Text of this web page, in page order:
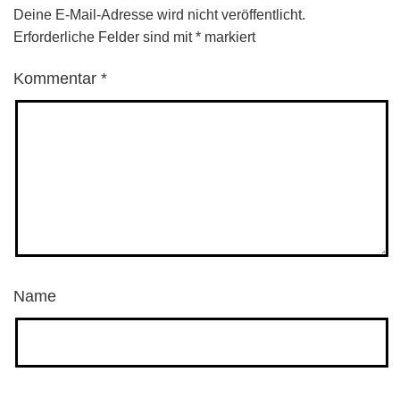
Deine E-Mail-Adresse wird nicht veröffentlicht.
Erforderliche Felder sind mit* markiert
Kommentar *
Name